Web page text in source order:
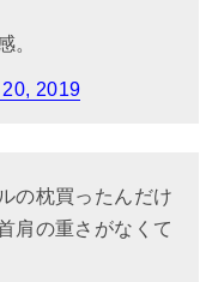
。
2019
の枕買ったんだけ
肩の重さがなくて